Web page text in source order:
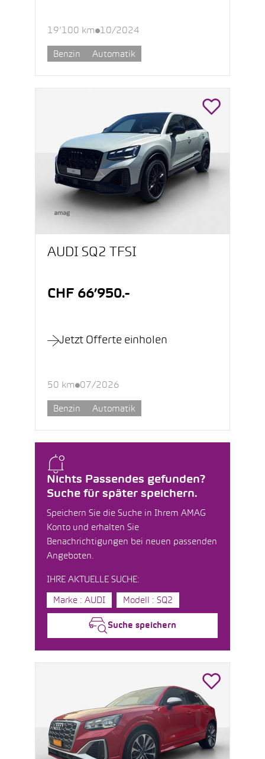
Nichts Passendes gefunden?
Suche für später speichern.
Speichern Sie die Suche in Ihrem AMAG
Konto und erhalten Sie
Benachrichtigungen bei neuen passenden
Angeboten.
IHRE AKTUELLE SUCHE:
Marke : AUDI Modell : SQ2
Suche speichern
19’100 km 10/2024
Benzin Automatik
AUDI SQ2 TFSI
CHF 66’950.-
Jetzt Offerte einholen
50 km 07/2026
Benzin Automatik